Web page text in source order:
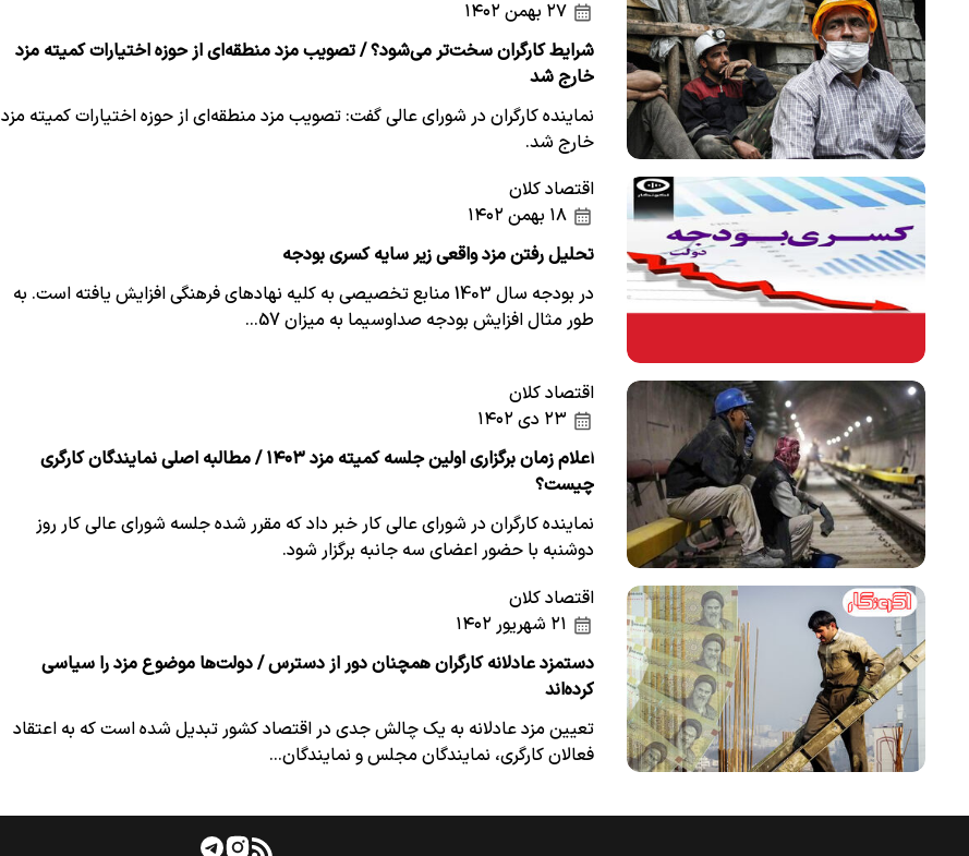
شرایط کارگران سخت‌تر می‌شود؟ / تصویب مزد منطقه‌ای از حوزه اختیارات کمیته مزد
خارج شد
نماینده کارگران در شورای عالی گفت: تصویب مزد منطقه‌ای از حوزه اختیارات کمیته مزد
خارج شد.
اقتصاد کلان
تحلیل‌ رفتن مزد واقعی زیر سایه کسری بودجه
در بودجه سال 1403 منابع تخصیصی به کلیه نهادهای فرهنگی افزایش یافته است. به
طور مثال افزایش بودجه صداوسیما به میزان 57…
اقتصاد کلان
اعلام زمان برگزاری اولین جلسه کمیته مزد ۱۴۰۳ / مطالبه اصلی نمایندگان کارگری
چیست؟
نماینده کارگران در شورای عالی کار خبر داد که مقرر شده جلسه شورای عالی کار روز
دوشنبه با حضور اعضای سه جانبه برگزار شود.
اقتصاد کلان
دستمزد عادلانه کارگران همچنان دور از دسترس / دولت‌ها موضوع مزد را سیاسی
کرده‌اند
تعیین مزد عادلانه به یک چالش جدی در اقتصاد کشور تبدیل شده است که به اعتقاد
فعالان کارگری، نمایندگان مجلس و نمایندگان…